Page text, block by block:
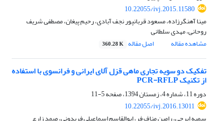
10.22055/ivj.2015.11580
مینا آهنگرزاده، مسعود قربانپور نجف آبادی، رحیم پیغان، مصطفی شریف
روحانی، مهدی سلطانی
مشاهده مقاله
اصل مقاله 360.28 K
تفکیک دو سویه تجاری ماهی قزل آلای ایرانی و فرانسوی با استفاده
از تکنیک PCR-RFLP
دوره 11، شماره 4، زمستان 1394، صفحه
5-11
10.22055/ivj.2016.13011